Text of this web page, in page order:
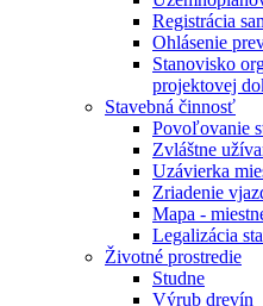
Registrácia
Ohlásenie
Stanovisko
projektovej
Stavebná činnosť
Povoľovanie
Zvláštne
Uzávierka
Zriadenie
Mapa -
Legalizácia
Životné prostredie
Studne
Výrub drevín